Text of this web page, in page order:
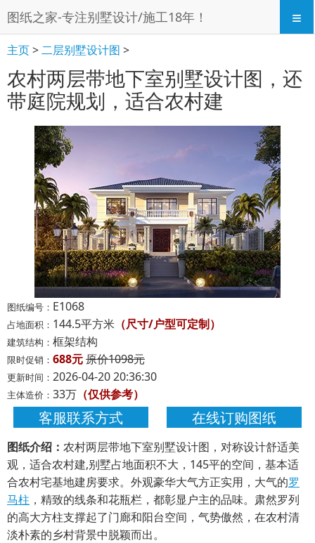
图纸之家-专注别墅设计/施工18年！ ≡
主页>二层别墅设计图 >
农村两层带地下室别墅设计图，还
带庭院规划，适合农村建
图纸编号： E1068
占地面积： 144.5平方米 （尺寸/户型可定制）
建筑结构： 框架结构
限时促销： 688元原价1098元
更新时间： 2026-04-20 20:36:30
主体造价： 33万 （仅供参考）
客服联系方式 在线订购图纸
图纸介绍： 农村两层带地下室别墅设计图，对称设计舒适美
观，适合农村建,别墅占地面积不大，145平的空间，基本适
合农村宅基地建房要求。外观豪华大气方正实用，大气的罗
马柱 ，精致的线条和花瓶栏，都彰显户主的品味。肃然罗列
的高大方柱支撑起了门廊和阳台空间，气势傲然，在农村清
淡朴素的乡村背景中脱颖而出。